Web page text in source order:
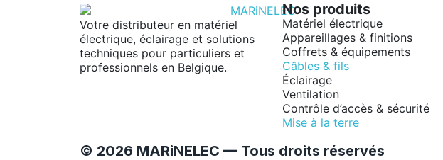
Votre distributeur en matériel
électrique, éclairage et solutions
techniques pour particuliers et
professionnels en Belgique.
Nos produits
Matériel électrique
Appareillages & finitions
Coffrets & équipements
Câbles & fils
Éclairage
Ventilation
Contrôle d’accès & sécurité
Mise à la terre
© 2026 MARiNELEC — Tous droits réservés